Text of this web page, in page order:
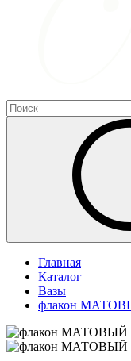
Главная
Каталог
Вазы
флакон